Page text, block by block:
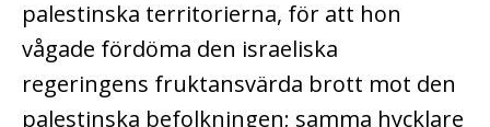
palestinska territorierna, för att hon
vågade fördöma den israeliska
regeringens fruktansvärda brott mot den
palestinska befolkningen; samma hycklare